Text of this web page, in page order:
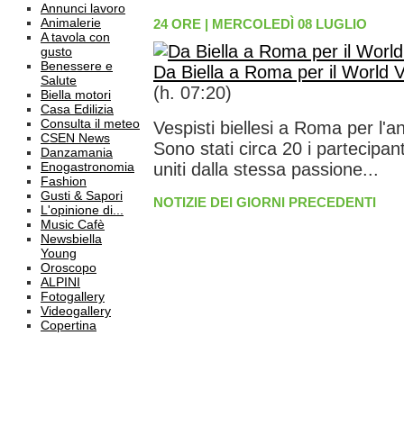
Annunci lavoro
Animalerie
A tavola con
gusto
Benessere e
Salute
Biella motori
Casa Edilizia
Consulta il meteo
CSEN News
Danzamania
Enogastronomia
Fashion
Gusti & Sapori
L'opinione di...
Music Cafè
Newsbiella
Young
Oroscopo
ALPINI
Fotogallery
Videogallery
Copertina
24 ORE | MERCOLEDÌ 08 LUGLIO
Da Biella a Roma per il World
(h. 07:20)
Vespisti biellesi a Roma per
Sono stati circa 20 i
uniti dalla stessa passione...
NOTIZIE DEI GIORNI PRECEDENTI